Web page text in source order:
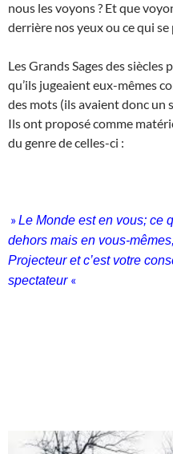
nous les voyons ? Et que
derrière nos yeux ou ce qui
Les Grands Sages des siècles
qu’ils jugeaient eux-mêmes
des mots (ils avaient donc un
Ils ont proposé comme
du genre de celles-ci :
»Le Monde est en vous; ce
dehors mais en vous-
Projecteur et c’est votre
spectateur «